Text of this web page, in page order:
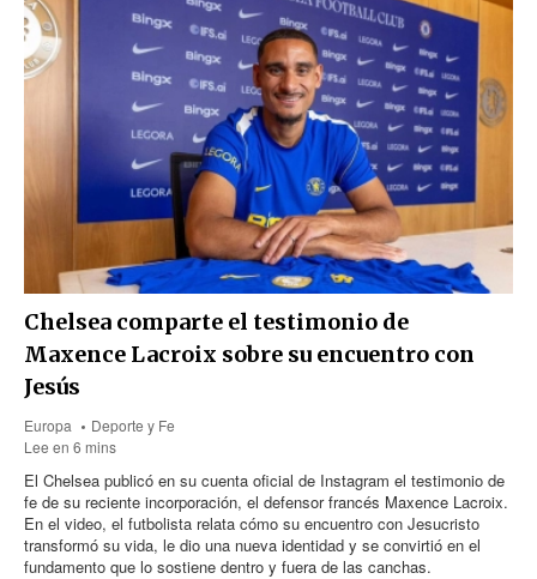
Chelsea comparte el testimonio de
Maxence Lacroix sobre su encuentro con
Jesús
Europa
Deporte y Fe
Lee en 6 mins
El Chelsea publicó en su cuenta oficial de Instagram el testimonio de
fe de su reciente incorporación, el defensor francés Maxence Lacroix.
En el video, el futbolista relata cómo su encuentro con Jesucristo
transformó su vida, le dio una nueva identidad y se convirtió en el
fundamento que lo sostiene dentro y fuera de las canchas.